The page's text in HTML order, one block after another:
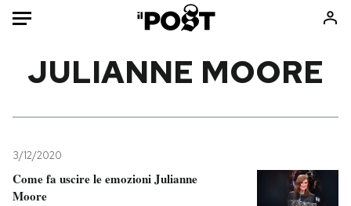
Mondo
Politica
JULIANNE MOORE
3/12/2020
Come fa uscire le emozioni Julianne
Moore